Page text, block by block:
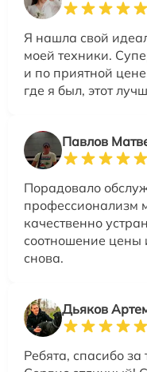
Я нашла свой
моей техники.
и по приятной
где я был, этот
Павлов
Порадовало
профессионализм
качественно
соотношение цены
снова.
Дьяков
Ребята, спасибо